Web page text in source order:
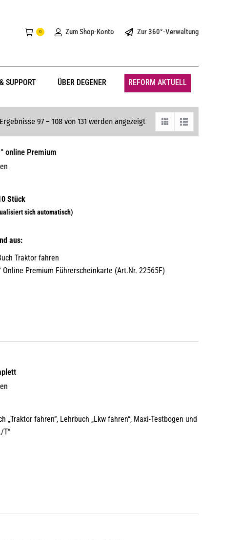
0 Zum Shop-Konto Zur 360°-Verwaltung
SUPPORT ÜBER DEGENER REFORM AKTUELL
Ergebnisse 97 – 108 von 131 werden angezeigt
online Premium
aus:
Traktor fahren
Online Premium Führerscheinkarte (Art.Nr. 22565F)
„Traktor fahren“, Lehrbuch „Lkw fahren“, Maxi-Testbogen und
T“